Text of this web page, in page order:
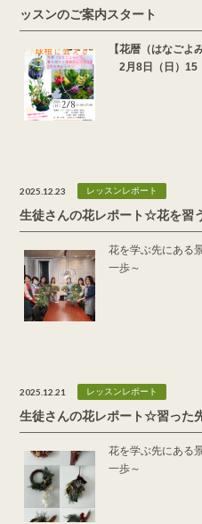
ッスンのご案内スタート
【花暦（はなごよ
2月8日（日）15
2025.12.23 レッスンレポート
生徒さんの花レポート☆花を習
花を学ぶ先にある
一歩～
2025.12.21 レッスンレポート
生徒さんの花レポート☆習った
花を学ぶ先にある
一歩～